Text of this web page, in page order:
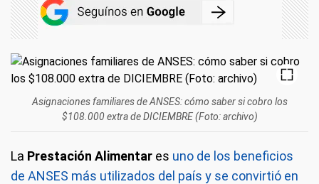
Asignaciones familiares de ANSES: cómo saber si cobro los
$108.000 extra de DICIEMBRE (Foto: archivo)
La Prestación Alimentar es uno de los beneficios
de ANSES más utilizados del país y se convirtió en